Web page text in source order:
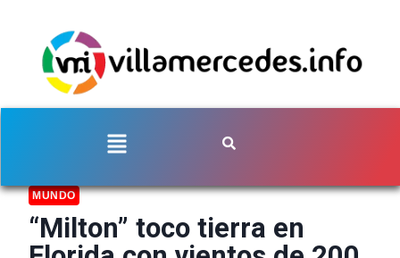
MUNDO
“Milton” toco tierra en